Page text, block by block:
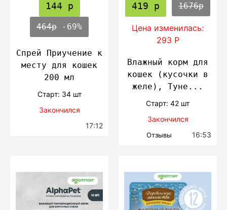
144 р
464р -69%
Спрей Приучение к
месту для кошек
200 мл
Cтарт: 34 шт
Закончился
17:12
419 р 1676р
Цена изменилась:
293 Р
Влажный корм для
кошек (кусочки в
желе), Туне...
Cтарт: 42 шт
Закончился
Отзывы 16:53